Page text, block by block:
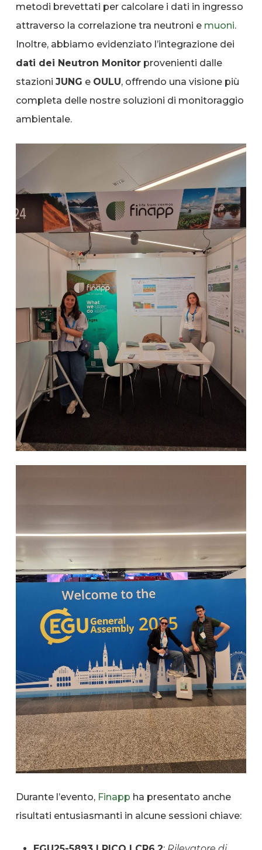
metodi brevettati per calcolare i dati in ingresso
attraverso la correlazione tra neutroni e muoni.
Inoltre, abbiamo evidenziato l’integrazione dei
dati dei Neutron Monitorprovenienti dalle
stazioni JUNG e OULU, offrendo una visione più
completa delle nostre soluzioni di monitoraggio
ambientale.
Durante l’evento, Finapp ha presentato anche
risultati entusiasmanti in alcune sessioni chiave: